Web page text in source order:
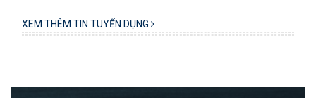
XEM THÊM TIN TUYỂN DỤNG